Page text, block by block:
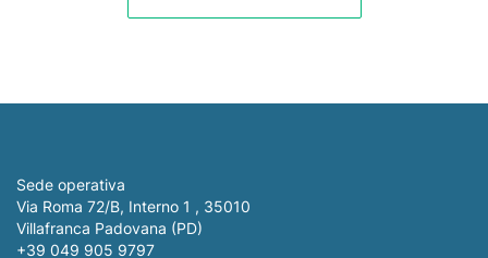
Sede operativa
Via Roma 72/B, Interno 1 , 35010
Villafranca Padovana (PD)
+39 049 905 9797